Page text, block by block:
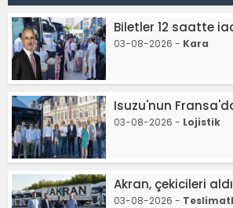
Biletler 12 saatte
03-08-2026 - Kara
Isuzu'nun
03-08-2026 - Lojistik
Akran, çekicileri aldı
03-08-2026 -